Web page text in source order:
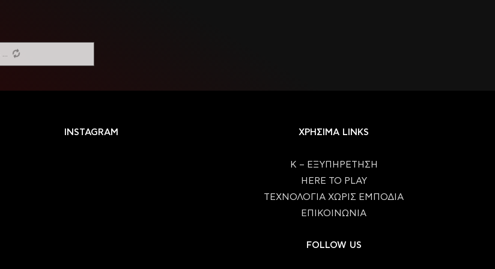
INSTAGRAM ΧΡΗΣΙΜΑ LINKS
Κ – ΕΞΥΠΗΡΕΤΗΣΗ
HERE TO PLAY
ΤΕΧΝΟΛΟΓΙΑ ΧΩΡΙΣ ΕΜΠΟΔΙΑ
ΕΠΙΚΟΙΝΩΝΙΑ
FOLLOW US